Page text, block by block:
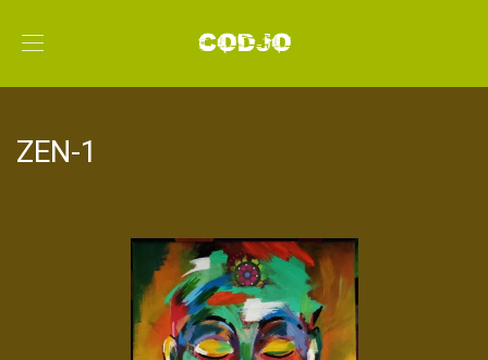
ZEN-1